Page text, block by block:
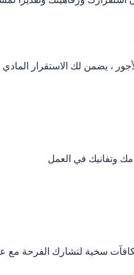
، يضمن لك الاستقرار المادي
سخية لتشارك الفرحة مع